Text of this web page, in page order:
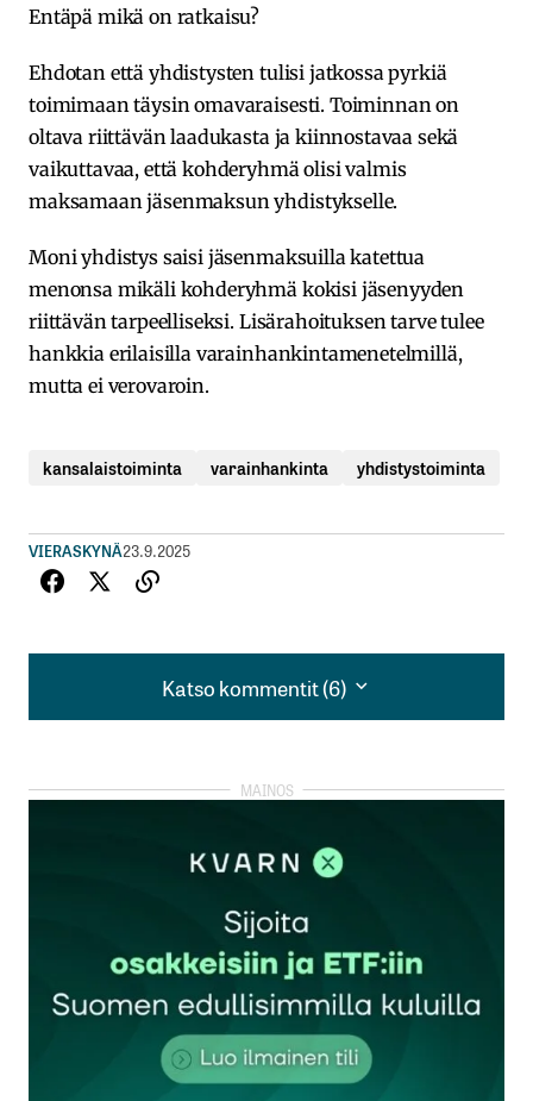
Entäpä mikä on ratkaisu?
Ehdotan että yhdistysten tulisi jatkossa pyrkiä
toimimaan täysin omavaraisesti. Toiminnan on
oltava riittävän laadukasta ja kiinnostavaa sekä
vaikuttavaa, että kohderyhmä olisi valmis
maksamaan jäsenmaksun yhdistykselle.
Moni yhdistys saisi jäsenmaksuilla katettua
menonsa mikäli kohderyhmä kokisi jäsenyyden
riittävän tarpeelliseksi. Lisärahoituksen tarve tulee
hankkia erilaisilla varainhankintamenetelmillä,
mutta ei verovaroin.
kansalaistoiminta varainhankinta yhdistystoiminta
VIERASKYNÄ23.9.2025
Katso kommentit (6)
Katso kommentit (6)
pitäisi muistaa aina, että verot peritään
aina joko omaisuuden suojaa tai työn
tehneen/riskin ottaneen tahon oikeutta toimntansa
24.9.2025 at 03:44
Vastaa